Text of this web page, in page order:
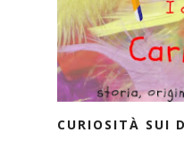
CURIOSITÀ SUI